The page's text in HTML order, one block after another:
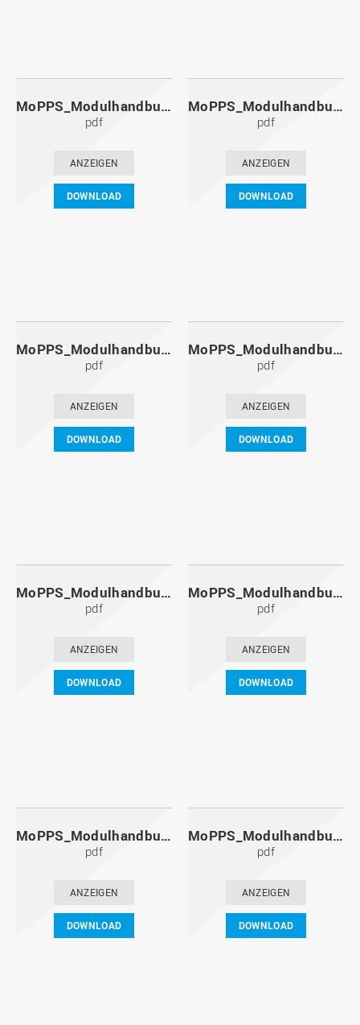
MoPPS_Modulhandbuch_20131201.pdf
pdf
ANZEIGEN
DOWNLOAD
MoPPS_Modulhandbuch_20130601.pdf
pdf
ANZEIGEN
DOWNLOAD
MoPPS_Modulhandbuch_20121201.pdf
pdf
ANZEIGEN
DOWNLOAD
MoPPS_Modulhandbuch_20120601.pdf
pdf
ANZEIGEN
DOWNLOAD
MoPPS_Modulhandbuch_20111201.pdf
pdf
ANZEIGEN
DOWNLOAD
MoPPS_Modulhandbuch_20110601.pdf
pdf
ANZEIGEN
DOWNLOAD
MoPPS_Modulhandbuch_20101201.pdf
pdf
ANZEIGEN
DOWNLOAD
MoPPS_Modulhandbuch_20100601.pdf
pdf
ANZEIGEN
DOWNLOAD